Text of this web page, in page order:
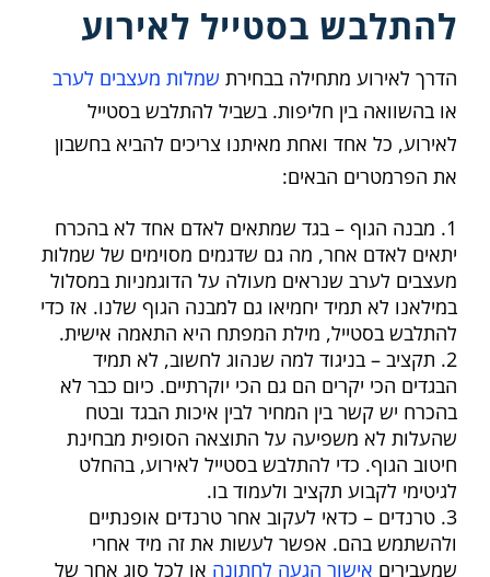
להתלבש בסטייל לאירוע
הדרך לאירוע מתחילה בבחירת שמלות מעצבים לערב
או בהשוואה בין חליפות. בשביל להתלבש בסטייל
לאירוע, כל אחד ואחת מאיתנו צריכים להביא בחשבון
את הפרמטרים הבאים:
מבנה הגוף – בגד שמתאים לאדם אחד לא בהכרח
יתאים לאדם אחר, מה גם שדגמים מסוימים של שמלות
מעצבים לערב שנראים מעולה על הדוגמניות במסלול
במילאנו לא תמיד יחמיאו גם למבנה הגוף שלנו. אז כדי
להתלבש בסטייל, מילת המפתח היא התאמה אישית.
תקציב – בניגוד למה שנהוג לחשוב, לא תמיד
הבגדים הכי יקרים הם גם הכי יוקרתיים. כיום כבר לא
בהכרח יש קשר בין המחיר לבין איכות הבגד ובטח
שהעלות לא משפיעה על התוצאה הסופית מבחינת
חיטוב הגוף. כדי להתלבש בסטייל לאירוע, בהחלט
לגיטימי לקבוע תקציב ולעמוד בו.
טרנדים – כדאי לעקוב אחר טרנדים אופנתיים
ולהשתמש בהם. אפשר לעשות את זה מיד אחרי
שמעבירים אישור הגעה לחתונה או לכל סוג אחר של